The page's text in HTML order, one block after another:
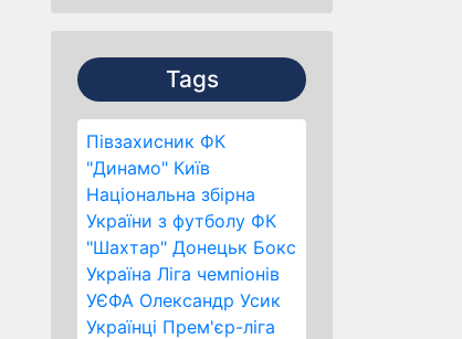
Tags
Півзахисник ФК
"Динамо" Київ
Національна збірна
України з футболу ФК
"Шахтар" Донецьк Бокс
Україна Ліга чемпіонів
УЄФА Олександр Усик
Українці Прем'єр-ліга